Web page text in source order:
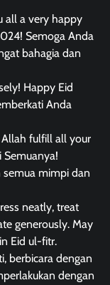
all a very happy
Semoga Anda
bahagia dan
Happy Eid
Anda
Allah fulfill all your
Semuanya!
mimpi dan
neatly, treat
generously. May
Eid ul-fitr.
berbicara dengan
dengan